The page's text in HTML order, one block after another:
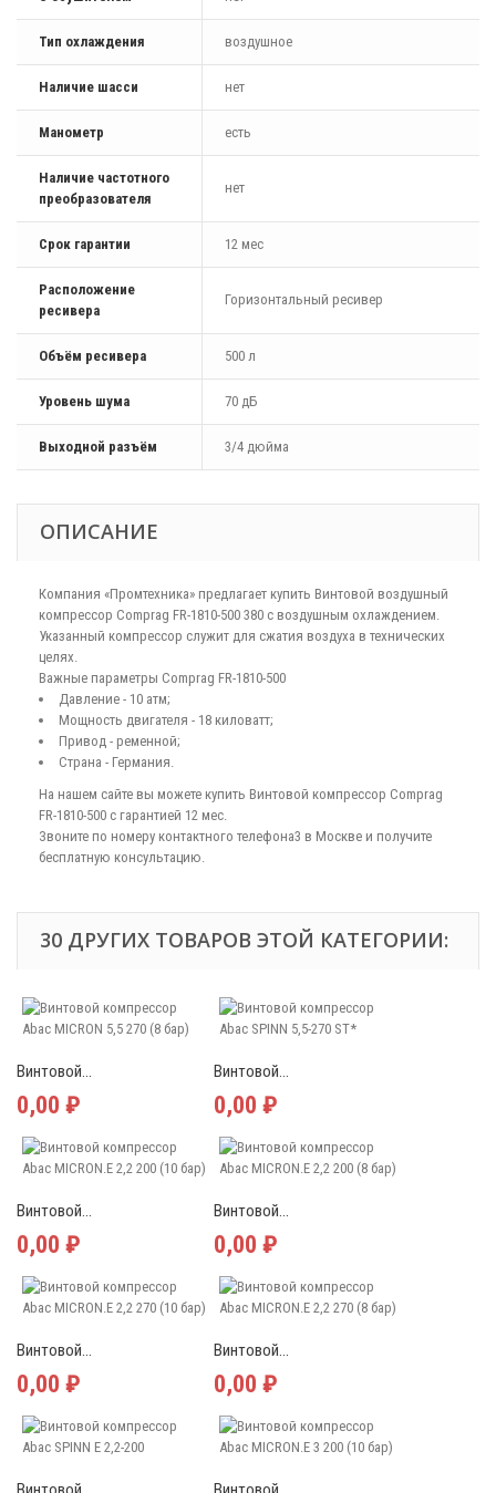
Тип охлаждения воздушное
Наличие шасси нет
Манометр есть
Наличие частотного
преобразователя
нет
Срок гарантии 12 мес
Расположение
ресивера
Горизонтальный ресивер
Объём ресивера 500 л
Уровень шума 70 дБ
Выходной разъём 3/4 дюйма
ОПИСАНИЕ
Компания «Промтехника» предлагает купить Винтовой воздушный
компрессор Comprag FR-1810-500 380 с воздушным охлаждением.
Указанный компрессор служит для сжатия воздуха в технических
целях.
Важные параметры Comprag FR-1810-500
Давление - 10 атм;
Мощность двигателя - 18 киловатт;
Привод - ременной;
Страна - Германия.
На нашем сайте вы можете купить Винтовой компрессор Comprag
FR-1810-500 с гарантией 12 мес.
Звоните по номеру контактного телефона3 в Москве и получите
бесплатную консультацию.
30 ДРУГИХ ТОВАРОВ ЭТОЙ КАТЕГОРИИ:
Винтовой...
0,00 ₽
Винтовой...
0,00 ₽
Винтовой...
0,00 ₽
Винтовой...
0,00 ₽
Винтовой...
0,00 ₽
Винтовой...
0,00 ₽